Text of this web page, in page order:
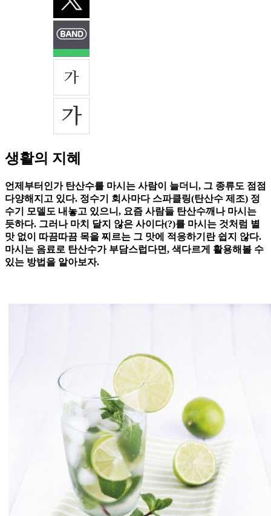
생활의 지혜
언제부터인가 탄산수를 마시는 사람이 늘더니, 그 종류도 점점
다양해지고 있다. 정수기 회사마다 스파클링(탄산수 제조) 정
수기 모델도 내놓고 있으니, 요즘 사람들 탄산수깨나 마시는
듯하다. 그러나 마치 달지 않은 사이다(?)를 마시는 것처럼 별
맛 없이 따끔따끔 목을 찌르는 그 맛에 적응하기란 쉽지 않다.
마시는 음료로 탄산수가 부담스럽다면, 색다르게 활용해볼 수
있는 방법을 알아보자.